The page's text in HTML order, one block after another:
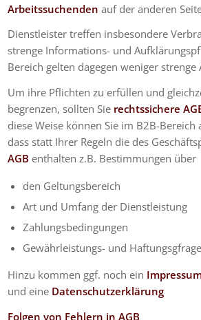
Arbeitssuchenden auf der anderen
Dienstleister treffen insbesondere
strenge Informations- und
Bereich gelten dagegen weniger
Um ihre Pflichten zu erfüllen und
begrenzen, sollten Sie rechtssichere
diese Weise können Sie im B2B-Bereich
dass statt Ihrer Regeln die des
AGB enthalten z.B. Bestimmungen über
den Geltungsbereich
Art und Umfang der Dienstleistung
Zahlungsbedingungen
Gewährleistungs- und
Hinzu kommen ggf. noch ein
und eine Datenschutzerklärung
Folgen von Fehlern in AGB